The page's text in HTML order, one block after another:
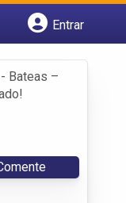
Entrar
Bateas –